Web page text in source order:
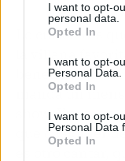
I want to opt-
personal data.
Opted In
I want to opt-
Personal Data.
Opted In
I want to opt-
Personal Data
Opted In
Lo curioso es
la villana
beneficiada.
manda un
show. Y eso,
que cualquier
es otro cantar,